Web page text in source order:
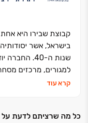
קבוצת שבירו היא
בישראל, אשר
שנות ה-40.
למגורים, מרכזים
החברה, בבעלותם של
קרא עוד
כל מה שרציתם לדעת על